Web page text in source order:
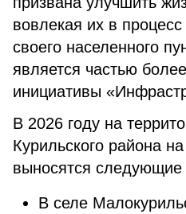
вовлекая их в
своего населенного
является частью
инициативы
В 2026 году на
Курильского района
выносятся следующие
В селе